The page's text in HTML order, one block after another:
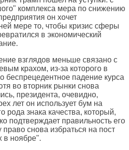
комплекса мера по снижению
он хочет
мере то, чтобы кризис сферы
в экономический
взглядов меньше связано с
крахом, из-за которого в
беспрецедентное падение курса
во вторник рынки снова
президента, очевидно,
лет он использует бум на
рода знака качества, который,
подтверждает правильность его
право снова избраться на пост
в ноябре".